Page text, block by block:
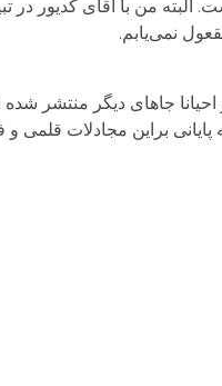
من با آقای کديور در
نمی‌يابم.
جاهای دیگر منتشر
پایانی براین مجادلات قلمی